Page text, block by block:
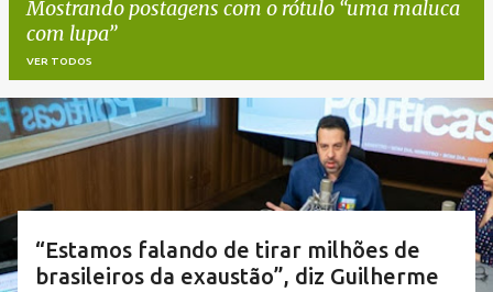
Mostrando postagens com o rótulo uma maluca
com lupa
VER TODOS
P
o
s
t
“Estamos falando de tirar milhões de
brasileiros da exaustão”, diz Guilherme